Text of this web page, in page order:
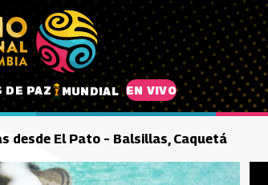
DE PAZ MUNDIAL EN VIVO
desde El Pato – Balsillas, Caquetá